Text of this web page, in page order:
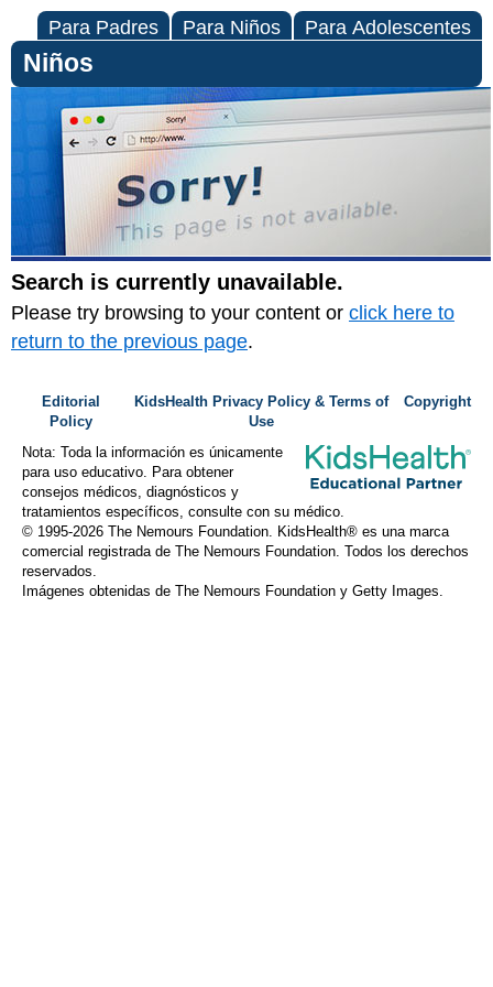
Para Padres Para Niños Para Adolescentes
Niños
Search is currently unavailable.
Please try browsing to your content or click here to
return to the previous page.
Editorial
Policy
KidsHealth Privacy Policy & Terms of
Use
Copyright
Nota: Toda la información es únicamente
para uso educativo. Para obtener
consejos médicos, diagnósticos y
tratamientos específicos, consulte con su médico.
© 1995-2026 The Nemours Foundation. KidsHealth® es una marca
comercial registrada de The Nemours Foundation. Todos los derechos
reservados.
Imágenes obtenidas de The Nemours Foundation y Getty Images.